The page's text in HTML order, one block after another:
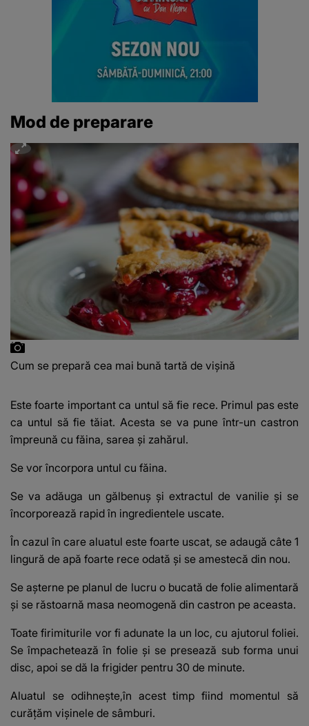
Mod de preparare
Cum se prepară cea mai bună tartă de vișină
Este foarte important ca untul să fie rece. Primul pas este
ca untul să fie tăiat. Acesta se va pune într-un castron
împreună cu făina, sarea și zahărul.
Se vor încorpora untul cu făina.
Se va adăuga un gălbenuș și extractul de vanilie și se
încorporează rapid în ingredientele uscate.
În cazul în care aluatul este foarte uscat, se adaugă câte 1
lingură de apă foarte rece odată și se amestecă din nou.
Se așterne pe planul de lucru o bucată de folie alimentară
și se răstoarnă masa neomogenă din castron pe aceasta.
Toate firimiturile vor fi adunate la un loc, cu ajutorul foliei.
Se împachetează în folie și se presează sub forma unui
disc, apoi se dă la frigider pentru 30 de minute.
Aluatul se odihnește,în acest timp fiind momentul să
curățăm vișinele de sâmburi.